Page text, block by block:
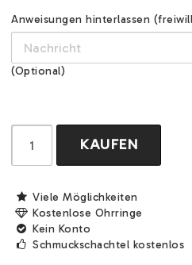
Anweisungen hinterlassen
(Optional)
KAUFEN
Viele Möglichkeiten
Kostenlose Ohrringe
Kein Konto
Schmuckschachtel kostenlos